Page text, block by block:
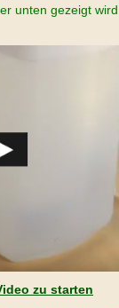
unten gezeigt
zu starten